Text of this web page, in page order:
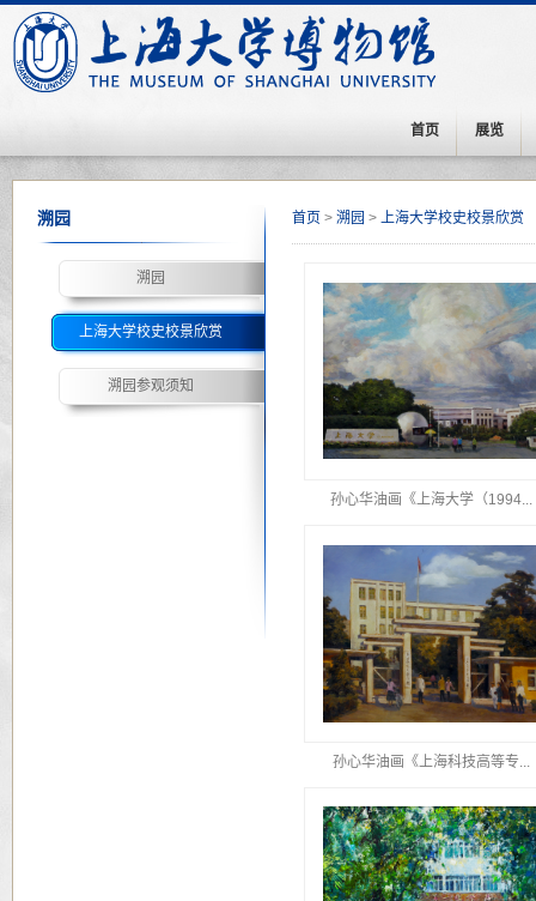
首页 展览
溯园
溯园
上海大学校史校景欣赏
溯园参观须知
首页 > 溯园 > 上海大学校史校景欣赏
孙心华油画《上海大学（1994...
孙心华油画《上海科技高等专...